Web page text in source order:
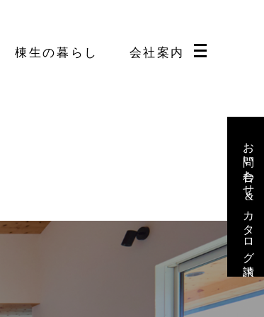
棟生の暮らし 会社案内
お問い合わせ&カタログ請求